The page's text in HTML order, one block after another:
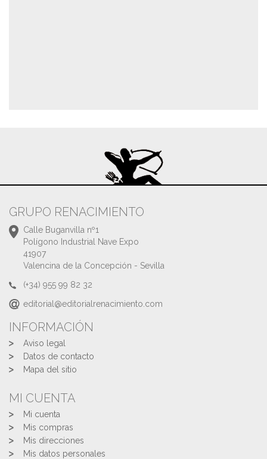
GRUPO RENACIMIENTO
Calle Buganvilla nº1
Polígono Industrial Nave Expo
41907
Valencina de la Concepción - Sevilla
(+34) 955 99 82 32
editorial@editorialrenacimiento.com
INFORMACIÓN
Aviso legal
Datos de contacto
Mapa del sitio
MI CUENTA
Mi cuenta
Mis compras
Mis direcciones
Mis datos personales